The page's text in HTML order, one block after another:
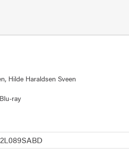
Hilde Haraldsen Sveen
ray
2L089SABD